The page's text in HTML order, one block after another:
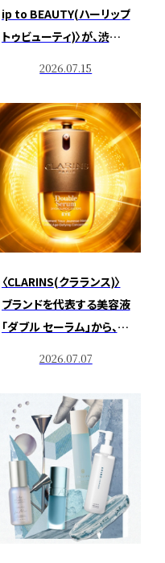
ip to BEAUTY(ハーリップ
トゥビューティ)〉が、渋谷
にてPOP UPイベントを開
催
2026.07.15
〈CLARINS(クラランス)〉
ブランドを代表する美容液
「ダブル セーラム」から、目
2026.07.07